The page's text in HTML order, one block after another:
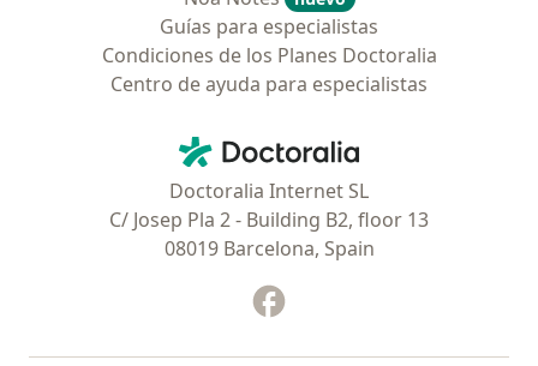
Guías para especialistas
Condiciones de los Planes Doctoralia
Centro de ayuda para especialistas
Doctoralia - Página de inicio
Doctoralia Internet SL
C/ Josep Pla 2 - Building B2, floor 13
08019 Barcelona, Spain